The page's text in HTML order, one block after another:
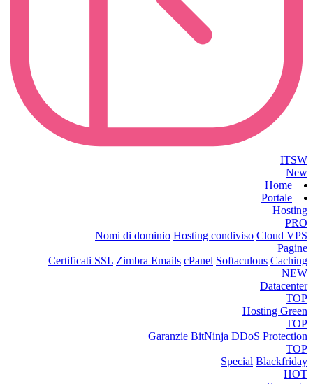
ITSW
New
Home
Portale
Hosting
PRO
Nomi di dominio Hosting condiviso Cloud VPS
Pagine
Certificati SSL Zimbra Emails cPanel Softaculous Caching
NEW
Datacenter
TOP
Hosting Green
TOP
Garanzie BitNinja DDoS Protection
TOP
Special Blackfriday
HOT